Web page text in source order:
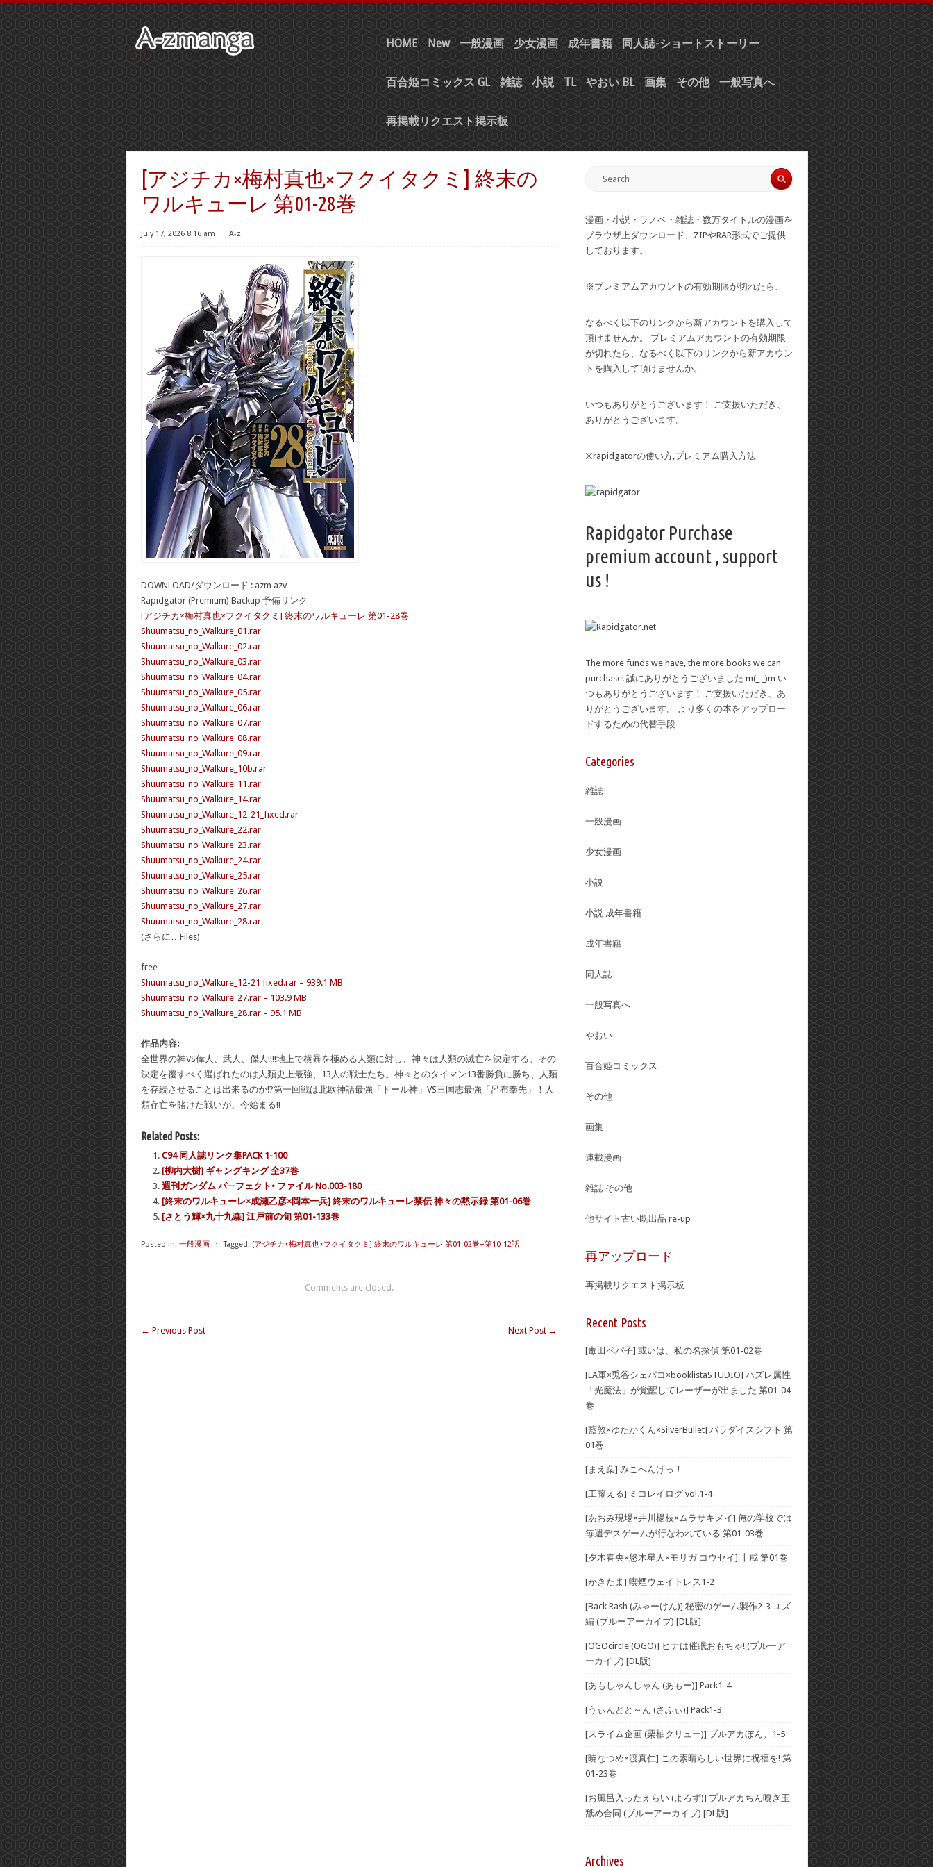
HOME New 一般漫画 少女漫画 成年書籍 同人誌-ショートストーリー
百合姫コミックス GL 雑誌 小説 TL やおい BL 画集 その他 一般写真へ
再掲載リクエスト掲示板
[アジチカ×梅村真也×フクイタクミ] 終末の
ワルキューレ 第01-28巻
July 17, 2026 8:16 am ⋅ A-z
DOWNLOAD/ダウンロード : azm azv
Rapidgator (Premium) Backup 予備リンク
[アジチカ×梅村真也×フクイタクミ] 終末のワルキューレ 第01-28巻
Shuumatsu_no_Walkure_01.rar
Shuumatsu_no_Walkure_02.rar
Shuumatsu_no_Walkure_03.rar
Shuumatsu_no_Walkure_04.rar
Shuumatsu_no_Walkure_05.rar
Shuumatsu_no_Walkure_06.rar
Shuumatsu_no_Walkure_07.rar
Shuumatsu_no_Walkure_08.rar
Shuumatsu_no_Walkure_09.rar
Shuumatsu_no_Walkure_10b.rar
Shuumatsu_no_Walkure_11.rar
Shuumatsu_no_Walkure_14.rar
Shuumatsu_no_Walkure_12-21_fixed.rar
Shuumatsu_no_Walkure_22.rar
Shuumatsu_no_Walkure_23.rar
Shuumatsu_no_Walkure_24.rar
Shuumatsu_no_Walkure_25.rar
Shuumatsu_no_Walkure_26.rar
Shuumatsu_no_Walkure_27.rar
Shuumatsu_no_Walkure_28.rar
(さらに…Files)
free
Shuumatsu_no_Walkure_12-21 fixed.rar – 939.1 MB
Shuumatsu_no_Walkure_27.rar – 103.9 MB
Shuumatsu_no_Walkure_28.rar – 95.1 MB
作品内容:
全世界の神VS偉人、武人、傑人!!!!地上で横暴を極める人類に対し、神々は人類の滅亡を決定する。その
決定を覆すべく選ばれたのは人類史上最強、13人の戦士たち。神々とのタイマン13番勝負に勝ち、人類
を存続させることは出来るのか!?第一回戦は北欧神話最強「トール神」VS三国志最強「呂布奉先」！人
類存亡を賭けた戦いが、今始まる!!
Related Posts:
C94 同人誌リンク集PACK 1-100
[柳内大樹] ギャングキング 全37巻
週刊ガンダム パᅳフェクト• ファイル No.003-180
[終末のワルキューレ×成瀬乙彦×岡本一兵] 終末のワルキューレ禁伝 神々の黙示録 第01-06巻
[さとう輝×九十九森] 江戸前の旬 第01-133巻
Posted in: 一般漫画 ⋅ Tagged: [アジチカ×梅村真也×フクイタクミ] 終末のワルキューレ 第01-02巻+第10-12話
Comments are closed.
← Previous Post Next Post →
漫画・小説・ラノベ・雑誌・数万タイトルの漫画を
ブラウザ上ダウンロード、ZIPやRAR形式でご提供
しております。
※プレミアムアカウントの有効期限が切れたら、
なるべく以下のリンクから新アカウントを購入して
頂けませんか。 プレミアムアカウントの有効期限
が切れたら、なるべく以下のリンクから新アカウン
トを購入して頂けませんか。
いつもありがとうございます！ ご支援いただき、
ありがとうございます。
※rapidgatorの使い方,プレミアム購入方法
Rapidgator Purchase
premium account , support
us !
The more funds we have, the more books we can
purchase! 誠にありがとうございました m(_ _)m い
つもありがとうございます！ ご支援いただき、あ
りがとうございます。 より多くの本をアップロー
ドするための代替手段
Categories
雑誌
一般漫画
少女漫画
小説
小説 成年書籍
成年書籍
同人誌
一般写真へ
やおい
百合姫コミックス
その他
画集
連載漫画
雑誌 その他
他サイト古い既出品 re-up
再アップロード
再掲載リクエスト掲示板
Recent Posts
[毒田ペパ子] 或いは、私の名探偵 第01-02巻
[LA軍×兎谷シェパコ×booklistaSTUDIO] ハズレ属性
「光魔法」が覚醒してレーザーが出ました 第01-04
巻
[藍敦×ゆたかくん×SilverBullet] パラダイスシフト 第
01巻
[まえ葉] みこへんげっ！
[工藤える] ミコレイログ vol.1-4
[あおみ現場×井川楊枝×ムラサキメイ] 俺の学校では
毎週デスゲームが行なわれている 第01-03巻
[夕木春央×悠木星人×モリガ コウセイ] 十戒 第01巻
[かきたま] 喫煙ウェイトレス1-2
[Back Rash (みゃーけん)] 秘密のゲーム製作2-3 ユズ
編 (ブルーアーカイブ) [DL版]
[OGOcircle (OGO)] ヒナは催眠おもちゃ! (ブルーア
ーカイブ) [DL版]
[あもしゃんしゃん (あもー)] Pack1-4
[うぃんどと～ん (さふぃ)] Pack1-3
[スライム企画 (栗柚クリュー)] ブルアカぼん。1-5
[暁なつめ×渡真仁] この素晴らしい世界に祝福を! 第
01-23巻
[お風呂入ったえらい (よろず)] ブルアカちん嗅ぎ玉
舐め合同 (ブルーアーカイブ) [DL版]
Archives